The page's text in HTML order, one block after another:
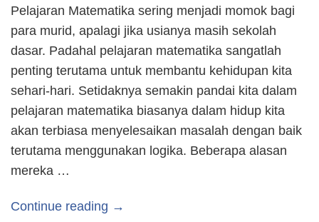
Pelajaran Matematika sering menjadi momok bagi
para murid, apalagi jika usianya masih sekolah
dasar. Padahal pelajaran matematika sangatlah
penting terutama untuk membantu kehidupan kita
sehari-hari. Setidaknya semakin pandai kita dalam
pelajaran matematika biasanya dalam hidup kita
akan terbiasa menyelesaikan masalah dengan baik
terutama menggunakan logika. Beberapa alasan
mereka …
Continue reading →